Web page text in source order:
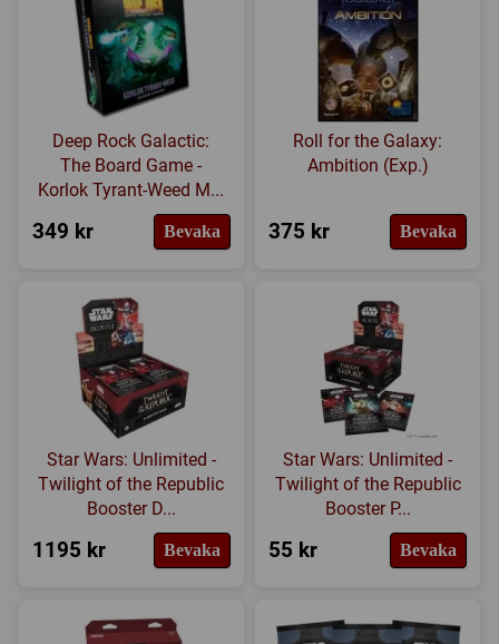
Deep Rock Galactic:
The Board Game -
Korlok Tyrant-Weed M...
349 kr Bevaka
Roll for the Galaxy:
Ambition (Exp.)
375 kr Bevaka
Star Wars: Unlimited -
Twilight of the Republic
Booster D...
1195 kr Bevaka
Star Wars: Unlimited -
Twilight of the Republic
Booster P...
55 kr Bevaka